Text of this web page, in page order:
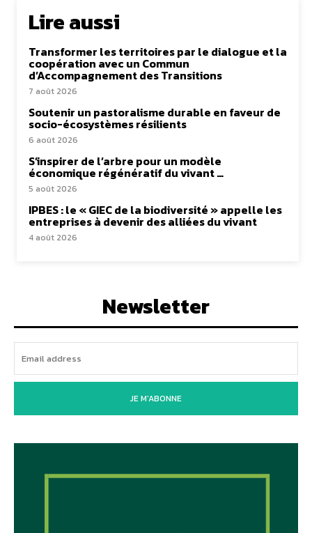
Lire aussi
Transformer les territoires par le dialogue et la
coopération avec un Commun
d’Accompagnement des Transitions
7 août 2026
Soutenir un pastoralisme durable en faveur de
socio-écosystèmes résilients
6 août 2026
S’inspirer de l’arbre pour un modèle
économique régénératif du vivant …
5 août 2026
IPBES : le « GIEC de la biodiversité » appelle les
entreprises à devenir des alliées du vivant
4 août 2026
Newsletter
JE M'ABONNE